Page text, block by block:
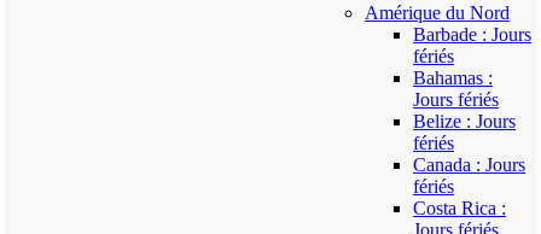
Amérique du Nord
Barbade : Jours
fériés
Bahamas :
Jours fériés
Belize : Jours
fériés
Canada : Jours
fériés
Costa Rica :
Jours fériés